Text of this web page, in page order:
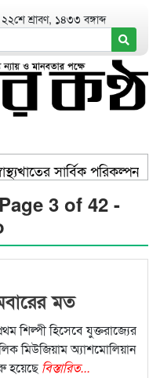
২২শে শ্রাবণ, ১৪৩৩ বঙ্গাব্দ
সার্বিক পরিকল্পনা
এক হাজার গাছের চারা
3 of 42 -
মত
জান্নাতের
শিল্পী হিসেবে যুক্তরাজ্যের
মিউজিয়াম অ্যাশমোলিয়ান
হয়েছে বিস্তারিত...